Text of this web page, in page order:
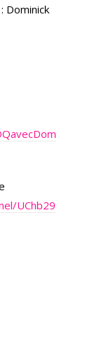
Dominick
UChb29